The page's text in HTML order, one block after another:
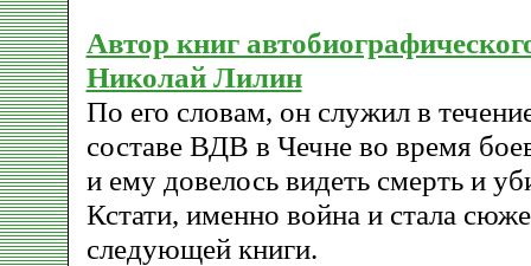
Автор книг
Николай Лилин
По его словам, он служил в
составе ВДВ в Чечне во время
и ему довелось видеть смерть и
Кстати, именно война и стала
следующей книги.